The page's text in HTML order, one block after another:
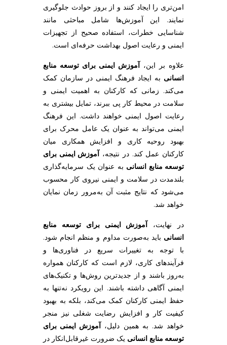
امن‌تری را ایجاد کنند و از بروز حوادث جلوگیری
نمایند. این آموزش‌ها شامل مباحثی مانند
شناسایی خطرات، استفاده صحیح از تجهیزات
ایمنی و رعایت اصول بهداشت حرفه‌ای است.
علاوه بر این،آموزش ایمنی برای توسعه منابع
انسانی به ایجاد فرهنگ ایمنی در سازمان کمک
می‌کند. زمانی که کارکنان به اهمیت ایمنی و
سلامت در محیط کار پی ببرند، تمایل بیشتری به
رعایت اصول ایمنی خواهند داشت. این فرهنگ
ایمنی می‌تواند به عنوان یک عامل محرک برای
بهبود روحیه کاری و افزایش همکاری میان
کارکنان عمل کند. در نتیجه،آموزش ایمنی برای
توسعه منابع انسانی به عنوان یک سرمایه‌گذاری
بلندمدت در سلامت و ایمنی نیروی کار محسوب
می‌شود که نتایج مثبت آن به‌مرور زمان نمایان
خواهد شد.
در نهایت،آموزش ایمنی برای توسعه منابع
انسانی باید به‌صورت مداوم و منظم انجام شود.
با توجه به تغییرات سریع در فناوری‌ها و
فرآیندهای کاری، لازم است که کارکنان همواره
به‌روز باشند و از جدیدترین روش‌ها و تکنیک‌های
ایمنی آگاهی داشته باشند. این رویکرد نه‌تنها به
حفظ ایمنی کارکنان کمک می‌کند، بلکه به بهبود
کیفیت کار و افزایش رضایت شغلی نیز منجر
خواهد شد. به همین دلیل،آموزش ایمنی برای
توسعه منابع انسانی یک ضرورت غیرقابل‌انکار در